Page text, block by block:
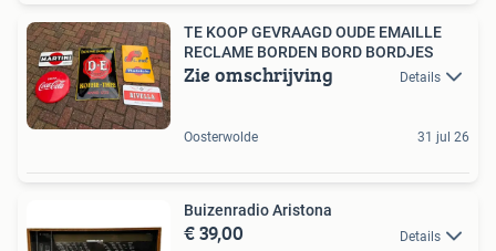
TE KOOP GEVRAAGD OUDE EMAILLE
RECLAME BORDEN BORD BORDJES
Zie omschrijving Details
Oosterwolde 31 jul 26
Buizenradio Aristona
€ 39,00 Details